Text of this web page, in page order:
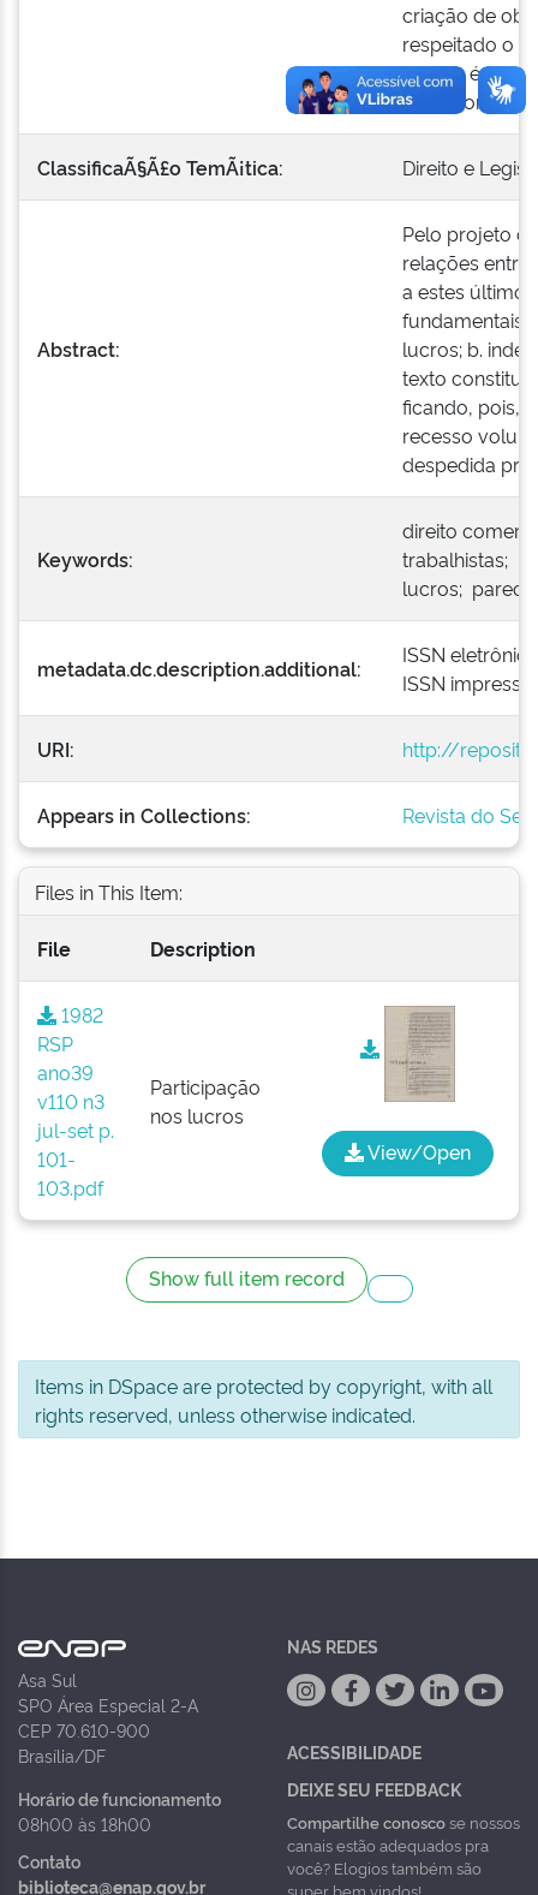
criação de
respeitado o
licença é
Commons
ClassificaÃ§Ã£o TemÃ¡tica: Direito e
Abstract:
Pelo projeto
relações entre
a estes
fundamentais:
lucros; b.
texto
ficando, pois,
recesso
despedida
Keywords:
direito
trabalhistas;
lucros;
metadata.dc.description.additional:
ISSN
ISSN
URI: http://
Appears in Collections: Revista do
Files in This Item:
File Description
1982
RSP
ano39
v110 n3
jul-set p.
101-
103.pdf
Participação
nos lucros
View/Open
Show full item record
Items in DSpace are protected by copyright, with all
rights reserved, unless otherwise indicated.
Asa Sul
SPO Área Especial 2-A
CEP 70.610-900
Brasília/DF
Horário de funcionamento
08h00 às 18h00
Contato
biblioteca@enap.gov.br
NAS REDES
ACESSIBILIDADE
DEIXE SEU FEEDBACK
Compartilhe conoscose nossos
canais estão adequados pra
você? Elogios também são
super bem vindos!